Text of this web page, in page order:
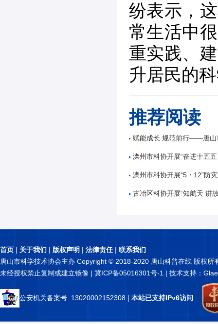
纷表示，
常生活中
重实践、
升居民的
推荐阅读
赋能成长 规范前行——唐山市公路学会举办公路工
滦州市科协开展“奋进十五五 科技谱新篇”全国
滦州市科协开展“5・12”防灾减
古冶区科协开展“知航天 讲故事 逐星辰——中国
首页 | 关于我们 | 版权声明 | 法律责任| 联系我们
唐山市科学技术协会主办 Copyright © 2018-2020 唐山科普在线 版权所
未经授权禁止复制或建立镜像 | 冀ICP备05016301号-1 | 技术支持：
公安机关备案号: 13020002152308 | 本站已支持IPv6访问